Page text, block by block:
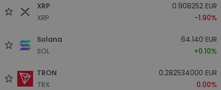
XRP
XRP
0.908252 EUR
-1.90%
Solana
SOL
64.140 EUR
+0.10%
TRON
TRX
0.282534000 EUR
0.00%